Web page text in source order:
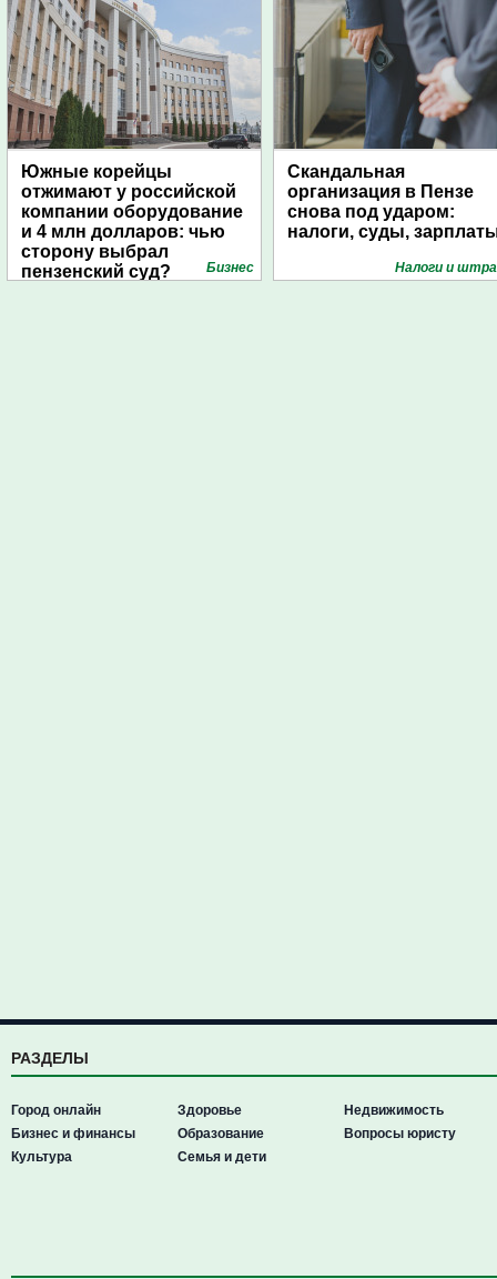
Южные корейцы
отжимают у российской
компании оборудование
и 4 млн долларов: чью
сторону выбрал
пензенский суд?
Бизнес
Скандальная
организация в Пензе
снова под ударом:
налоги, суды,
Налоги и
РАЗДЕЛЫ
Город онлайн
Бизнес и финансы
Культура
Здоровье
Образование
Семья и дети
Недвижимость
Вопросы юристу